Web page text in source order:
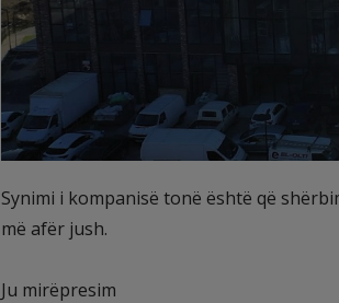
Synimi i kompanisë tonë është që
më afër jush.
Ju mirëpresim